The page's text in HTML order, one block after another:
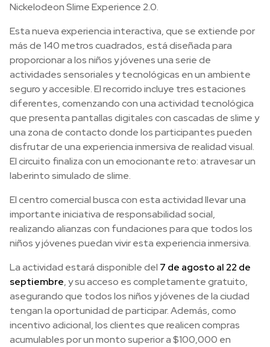
Nickelodeon Slime Experience 2.0.
Esta nueva experiencia interactiva, que se extiende por
más de 140 metros cuadrados, está diseñada para
proporcionar a los niños y jóvenes una serie de
actividades sensoriales y tecnológicas en un ambiente
seguro y accesible. El recorrido incluye tres estaciones
diferentes, comenzando con una actividad tecnológica
que presenta pantallas digitales con cascadas de slime y
una zona de contacto donde los participantes pueden
disfrutar de una experiencia inmersiva de realidad visual.
El circuito finaliza con un emocionante reto: atravesar un
laberinto simulado de slime.
El centro comercial busca con esta actividad llevar una
importante iniciativa de responsabilidad social,
realizando alianzas con fundaciones para que todos los
niños y jóvenes puedan vivir esta experiencia inmersiva.
La actividad estará disponible del 7 de agosto al 22 de
septiembre, y su acceso es completamente gratuito,
asegurando que todos los niños y jóvenes de la ciudad
tengan la oportunidad de participar. Además, como
incentivo adicional, los clientes que realicen compras
acumulables por un monto superior a $100,000 en